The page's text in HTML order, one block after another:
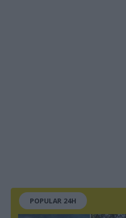
POPULAR 24H